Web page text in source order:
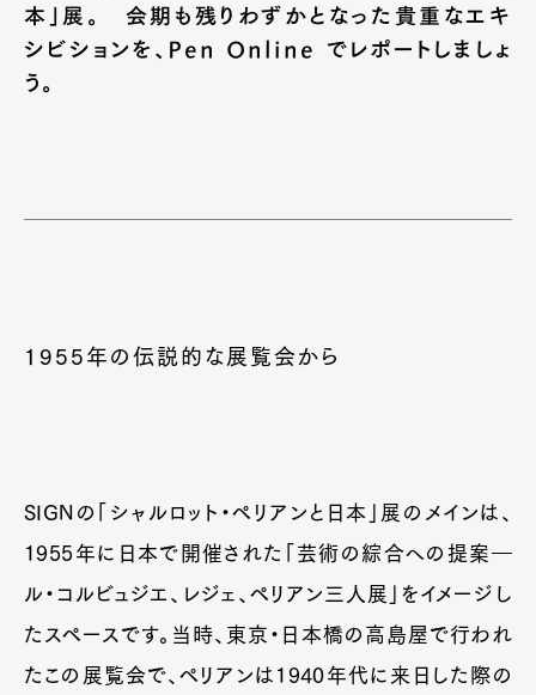
本」展。 会期も残りわずかとなった貴重なエキ
シビションを、Pen Online でレポートしましょ
う。
1955年の伝説的な展覧会から
SIGNの「シャルロット・ペリアンと日本」展のメインは、
1955年に日本で開催された「芸術の綜合への提案―
ル・コルビュジエ、レジェ、ペリアン三人展」をイメージし
たスペースです。当時、東京・日本橋の高島屋で行われ
たこの展覧会で、ペリアンは1940年代に来日した際の